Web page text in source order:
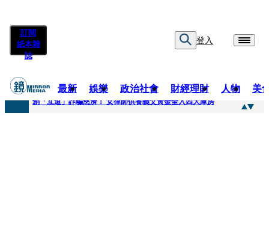
訂閱
紙本雜
誌
登入
最新 娛樂 政治社會 財經理財 人物 美
快訊
創「互道」詐騙慈濟！ 女律師供養義父黃金全入四大庫房